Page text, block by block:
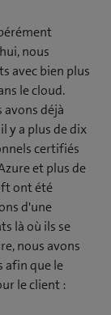
nous
avec bien plus
le cloud.
déjà
y a plus de dix
certifiés
et plus de
ont été
d'une
là où ils se
nous avons
afin que le
le client :